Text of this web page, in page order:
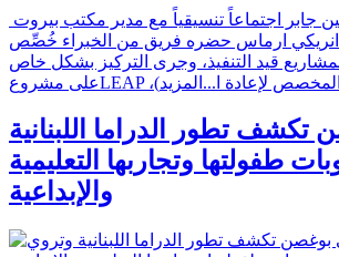
انريكي ارماس حضره فريق من الخبراء خُصِّص
قيد التنفيذ، وجرى التركيز بشكل خاص
على مشروعLEAP ،(المخصص لإعادة ا... المزيد
تطور الدراما اللبنانية
طفولتها وتجاربها التعليمية
والإبداعية